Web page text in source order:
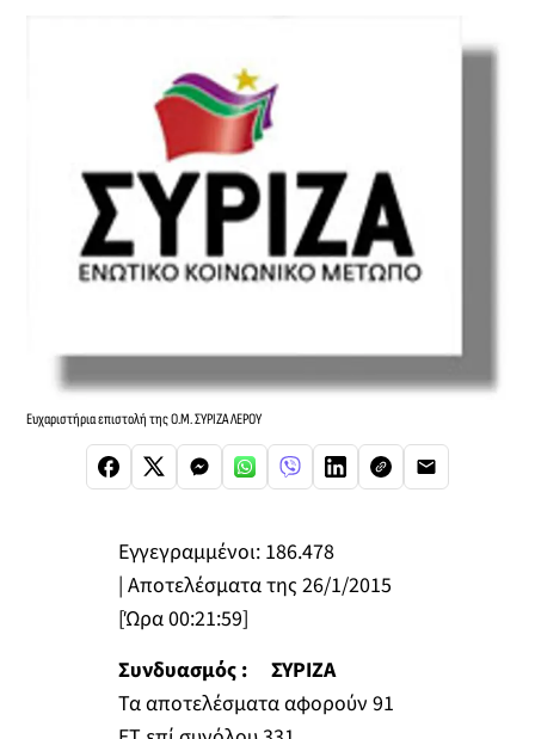
Ευχαριστήρια επιστολή της Ο.Μ. ΣΥΡΙΖΑ ΛΕΡΟΥ
Εγγεγραμμένοι: 186.478
| Αποτελέσματα της 26/1/2015
[Ώρα 00:21:59]
Συνδυασμός : ΣΥΡΙΖΑ
Τα αποτελέσματα αφορούν 91